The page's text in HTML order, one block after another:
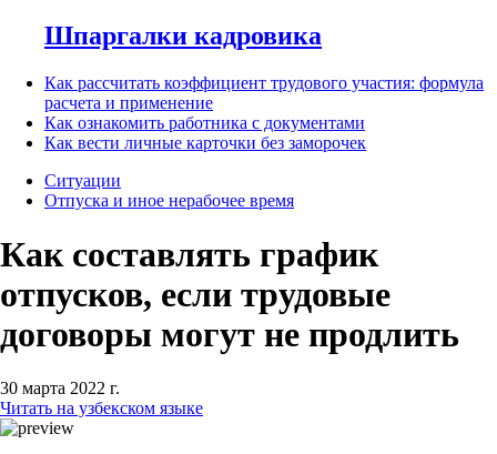
Шпаргалки кадровика
Как рассчитать коэффициент трудового участия: формула
расчета и применение
Как ознакомить работника с документами
Как вести личные карточки без заморочек
Ситуации
Отпуска и иное нерабочее время
Как составлять график
отпусков, если трудовые
договоры могут не продлить
30 марта 2022 г.
Читать на узбекском языке